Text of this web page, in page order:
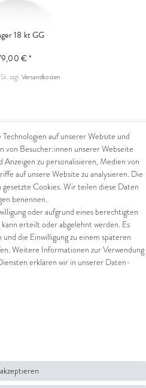
18 kt GG
€ *
zzgl.Versandkosten
Rechtliches
AGB
Impressum
Datenschutz
Widerrufsrecht
Zahlung und Versand
Widerrufsformular
auf unserer Website und
von Besucher:innen unserer Webseite
zu personalisieren, Medien von
auf unsere Website zu analysieren. Die
Cookies. Wir teilen diese Daten
benennen.
oder aufgrund eines berechtigten
erteilt oder abgelehnt werden. Es
die Einwilligung zu einem späteren
Weitere Informationen zur Verwendung
erklären wir in unserer Daten­